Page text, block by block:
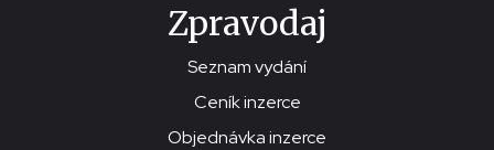
Zpravodaj
Seznam vydání
Ceník inzerce
Objednávka inzerce